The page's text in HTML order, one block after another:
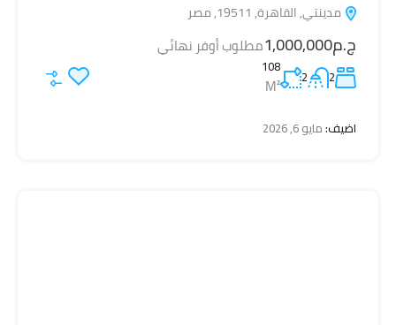
مدينتي, القاهرة, 19511, مصر
ج.م1,000,000 مطلوب أوفر نهائي
2
2
108
M²
اضيف:مايو 6, 2026